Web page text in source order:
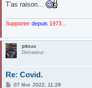
T'as raison...
Supporter depuis 1973...
pitoux
Donateur
Re: Covid.
M07 févr. 2022, 11:28